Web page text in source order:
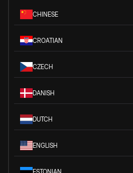
CHINESE
CROATIAN
CZECH
DANISH
DUTCH
ENGLISH